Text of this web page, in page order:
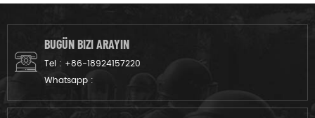
BUGÜN BIZI ARAYIN
Tel : +86-18924157220
Whatsapp :